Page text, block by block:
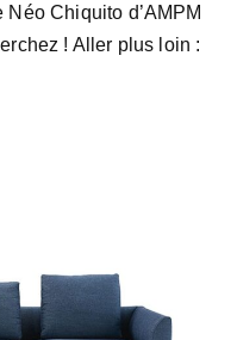
Chiquito d’AMPM
! Aller plus loin :